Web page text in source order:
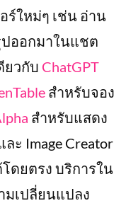
ร์ใหม่ๆ เช่น อ่าน
ปออกมาในแชต
ยวกับ ChatGPT
สำหรับจอง
สำหรับแสดง
ะ Image Creator
ดยตรง บริการใน
มเปลี่ยนแปลง